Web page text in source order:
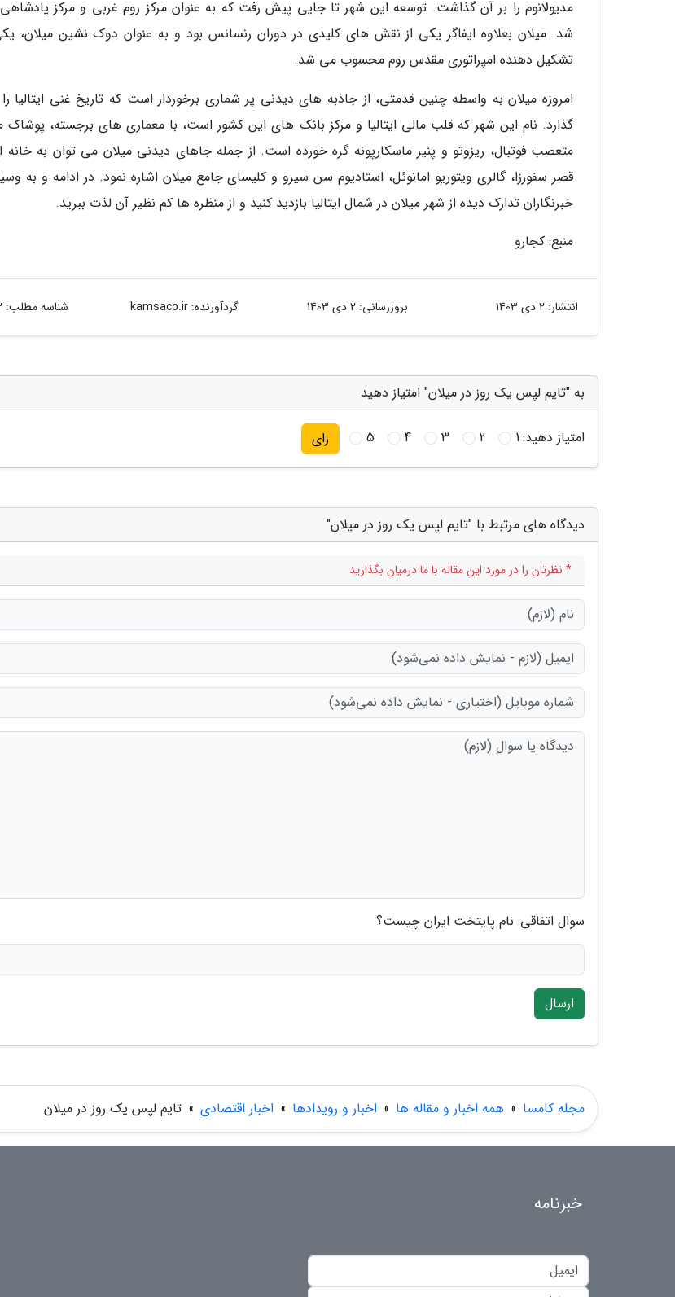
مدیولانوم را بر آن گذاشت. توسعه این شهر تا جایی پیش رفت که به عنوان مرکز روم غربی و مرکز پادشاهی
شد. میلان بعلاوه ایفاگر یکی از نقش های کلیدی در دوران رنسانس بود و به عنوان دوک نشین میلان،
تشکیل دهنده امپراتوری مقدس روم محسوب می شد.
امروزه میلان به واسطه چنین قدمتی، از جاذبه های دیدنی پر شماری برخوردار است که تاریخ غنی ایتالیا
گذارد. نام این شهر که قلب مالی ایتالیا و مرکز بانک های این کشور است، با معماری های برجسته، پوشاک
متعصب فوتبال، ریزوتو و پنیر ماسکارپونه گره خورده است. از جمله جاهای دیدنی میلان می توان به خانه
قصر سفورزا، گالری ویتوریو امانوئل، استادیوم سن سیرو و کلیسای جامع میلان اشاره نمود. در ادامه و به
خبرنگاران تدارک دیده از شهر میلان در شمال ایتالیا بازدید کنید و از منظره ها کم نظیر آن لذت ببرید.
منبع: کجارو
انتشار: 2 دی 1403 بروزرسانی: 2 دی 1403 گردآورنده:kamsaco.ir شناسه مطلب: 1432
به "تایم لپس یک روز در میلان" امتیاز دهید
امتیاز دهید:1
2
3
4
5 رای
دیدگاه های مرتبط با "تایم لپس یک روز در میلان"
* نظرتان را در مورد این مقاله با ما درمیان بگذارید
سوال اتفاقی: نام پایتخت ایران چیست؟
ارسال
مجله کامسا » همه اخبار و مقاله ها » اخبار و رویدادها » اخبار اقتصادی » تایم لپس یک روز در میلان
خبرنامه